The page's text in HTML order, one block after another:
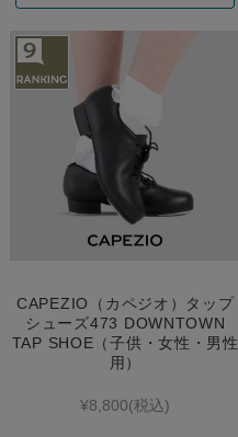
CAPEZIO（カペジオ）タップ
シューズ473 DOWNTOWN
TAP SHOE（子供・女性・男性
用）
¥8,800(税込)